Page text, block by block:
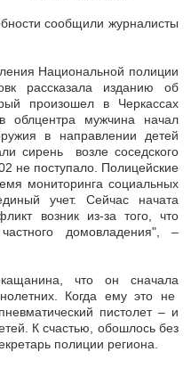
сообщили журналисты
Национальной полиции
рассказала изданию об
произошел в Черкассах
облцентра мужчина начал
в направлении детей
сирень возле соседского
не поступало. Полицейские
мониторинга социальных
учет. Сейчас начата
возник из-за того, что
домовладения", –
что он сначала
Когда ему это не
пистолет – и
К счастью, обошлось без
полиции региона.